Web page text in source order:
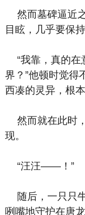
然而墓碑逼近
目眩，几乎要保
“我靠，真的在
界？”他顿时觉得
西凑的灵异，根
然而就在此时
现。
“汪汪——！”
随后，一只只
咧嘴地守护在唐龙